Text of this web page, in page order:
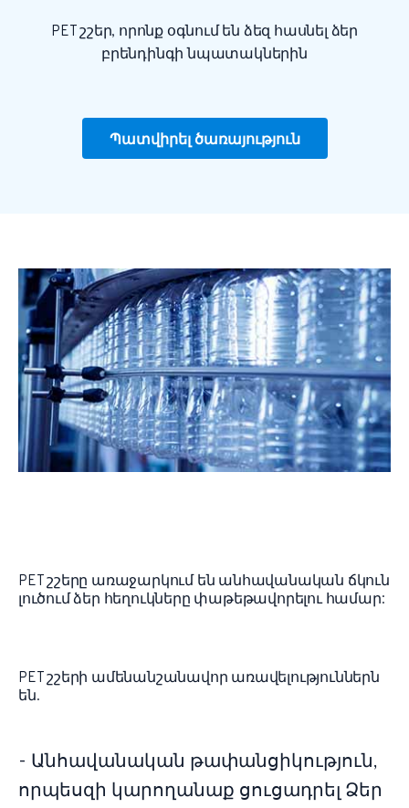
PET շշեր, որոնք օգնում են ձեզ հասնել ձեր
բրենդինգի նպատակներին
Պատվիրել ծառայություն
PET շշերը առաջարկում են անհավանական ճկուն
լուծում ձեր հեղուկները փաթեթավորելու համար:
PET շշերի ամենանշանավոր առավելություններն
են.
- Անհավանական թափանցիկություն,
որպեսզի կարողանաք ցուցադրել Ձեր